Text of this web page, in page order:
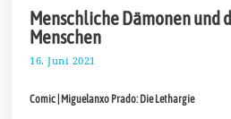
Menschliche Dämonen und
Menschen
16. Juni 2021
J
Comic | Miguelanxo Prado: Die Lethargie